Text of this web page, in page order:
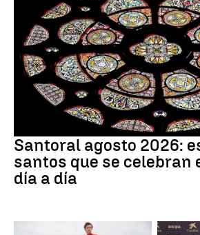
Santoral agosto 2026:
santos que se celebran
día a día